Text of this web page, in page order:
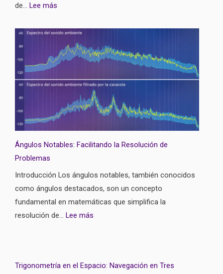
de… Lee más
Ángulos Notables: Facilitando la Resolución de
Problemas
Introducción Los ángulos notables, también conocidos
como ángulos destacados, son un concepto
fundamental en matemáticas que simplifica la
resolución de… Lee más
Trigonometría en el Espacio: Navegación en Tres